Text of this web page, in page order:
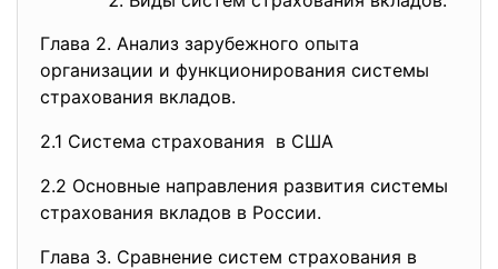
Глава 2. Анализ зарубежного опыта
организации и функционирования системы
страхования вкладов.
2.1 Система страхования в США
2.2 Основные направления развития системы
страхования вкладов в России.
Глава 3. Сравнение систем страхования в